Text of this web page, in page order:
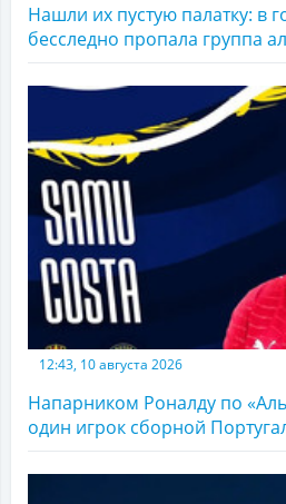
Нашли их пустую палатку: в
бесследно пропала группа
12:43, 10 августа 2026
Напарником Роналду по
один игрок сборной